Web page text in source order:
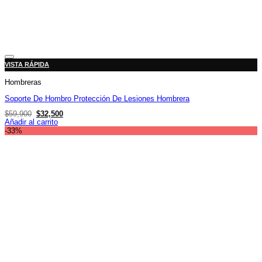
Añadir a la lista de deseos
VISTA RÁPIDA
Hombreras
Soporte De Hombro Protección De Lesiones Hombrera
$59,900 El
precio
original
era:
$32,500El
precio
actual
es:
Añadir al carrito
-33%